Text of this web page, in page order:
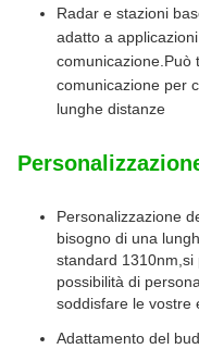
Radar e stazioni
adatto a
comunicazione.Può
comunicazione per
lunghe distanze
Personalizzazione
bisogno di una
standard 1310nm,si
possibilità di
soddisfare le vostre
Adattamento del